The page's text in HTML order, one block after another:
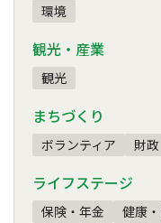
環境
観光・産業
観光
まちづくり
ボランティア 財政
ライフステージ
保険・年金 健康